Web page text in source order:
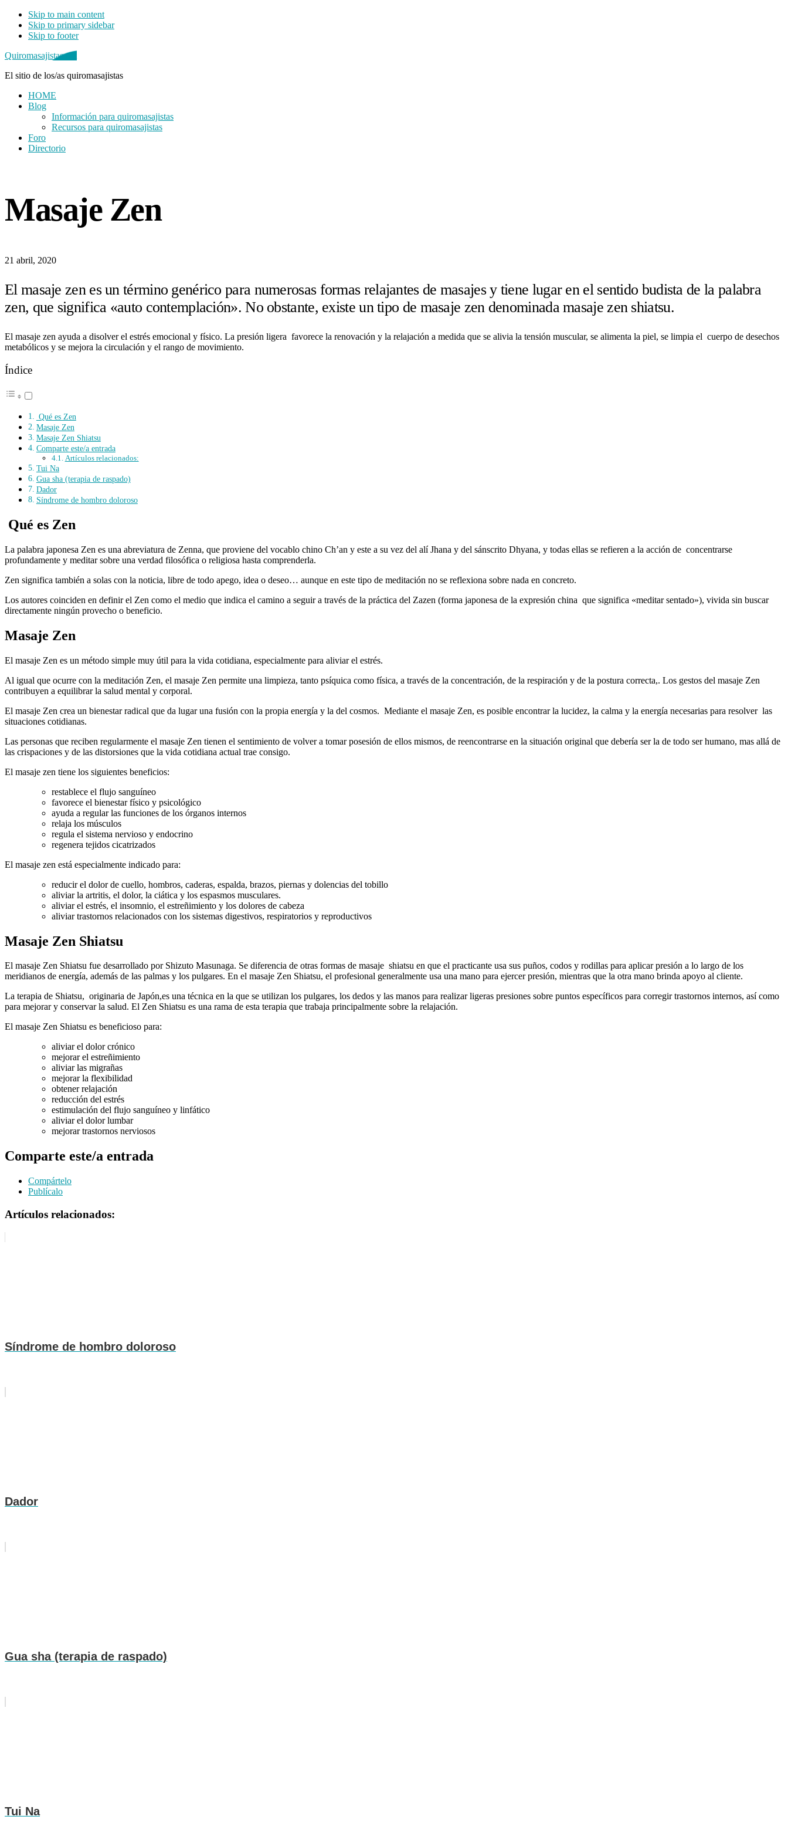
Skip to main content
Skip to primary sidebar
Skip to footer
Quiromasajistas.net
El sitio de los/as quiromasajistas
HOME
Blog
Información para quiromasajistas
Recursos para quiromasajistas
Foro
Directorio
Masaje Zen
21 abril, 2020
El masaje zen es un término genérico para numerosas formas relajantes de masajes y tiene lugar en el sentido budista de la palabra
zen, que significa «auto contemplación». No obstante, existe un tipo de masaje zen denominada masaje zen shiatsu.
El masaje zen ayuda a disolver el estrés emocional y físico. La presión ligera favorece la renovación y la relajación a medida que se alivia la tensión muscular, se alimenta la piel, se limpia el cuerpo de desechos
metabólicos y se mejora la circulación y el rango de movimiento.
Índice
Qué es Zen
Masaje Zen
Masaje Zen Shiatsu
Comparte este/a entrada
Artículos relacionados:
Tui Na
Gua sha (terapia de raspado)
Dador
Síndrome de hombro doloroso
Qué es Zen
La palabra japonesa Zen es una abreviatura de Zenna, que proviene del vocablo chino Ch’an y este a su vez del alí Jhana y del sánscrito Dhyana, y todas ellas se refieren a la acción de concentrarse
profundamente y meditar sobre una verdad filosófica o religiosa hasta comprenderla.
Zen significa también a solas con la noticia, libre de todo apego, idea o deseo… aunque en este tipo de meditación no se reflexiona sobre nada en concreto.
Los autores coinciden en definir el Zen como el medio que indica el camino a seguir a través de la práctica del Zazen (forma japonesa de la expresión china que significa «meditar sentado»), vivida sin buscar
directamente ningún provecho o beneficio.
Masaje Zen
El masaje Zen es un método simple muy útil para la vida cotidiana, especialmente para aliviar el estrés.
Al igual que ocurre con la meditación Zen, el masaje Zen permite una limpieza, tanto psíquica como física, a través de la concentración, de la respiración y de la postura correcta,. Los gestos del masaje Zen
contribuyen a equilibrar la salud mental y corporal.
El masaje Zen crea un bienestar radical que da lugar una fusión con la propia energía y la del cosmos. Mediante el masaje Zen, es posible encontrar la lucidez, la calma y la energía necesarias para resolver las
situaciones cotidianas.
Las personas que reciben regularmente el masaje Zen tienen el sentimiento de volver a tomar posesión de ellos mismos, de reencontrarse en la situación original que debería ser la de todo ser humano, mas allá de
las crispaciones y de las distorsiones que la vida cotidiana actual trae consigo.
El masaje zen tiene los siguientes beneficios:
restablece el flujo sanguíneo
favorece el bienestar físico y psicológico
ayuda a regular las funciones de los órganos internos
relaja los músculos
regula el sistema nervioso y endocrino
regenera tejidos cicatrizados
El masaje zen está especialmente indicado para:
reducir el dolor de cuello, hombros, caderas, espalda, brazos, piernas y dolencias del tobillo
aliviar la artritis, el dolor, la ciática y los espasmos musculares.
aliviar el estrés, el insomnio, el estreñimiento y los dolores de cabeza
aliviar trastornos relacionados con los sistemas digestivos, respiratorios y reproductivos
Masaje Zen Shiatsu
El masaje Zen Shiatsu fue desarrollado por Shizuto Masunaga. Se diferencia de otras formas de masaje shiatsu en que el practicante usa sus puños, codos y rodillas para aplicar presión a lo largo de los
meridianos de energía, además de las palmas y los pulgares. En el masaje Zen Shiatsu, el profesional generalmente usa una mano para ejercer presión, mientras que la otra mano brinda apoyo al cliente.
La terapia de Shiatsu, originaria de Japón,es una técnica en la que se utilizan los pulgares, los dedos y las manos para realizar ligeras presiones sobre puntos específicos para corregir trastornos internos, así como
para mejorar y conservar la salud. El Zen Shiatsu es una rama de esta terapia que trabaja principalmente sobre la relajación.
El masaje Zen Shiatsu es beneficioso para:
aliviar el dolor crónico
mejorar el estreñimiento
aliviar las migrañas
mejorar la flexibilidad
obtener relajación
reducción del estrés
estimulación del flujo sanguíneo y linfático
aliviar el dolor lumbar
mejorar trastornos nerviosos
Comparte este/a entrada
Compártelo
Publícalo
Artículos relacionados:
Síndrome de hombro doloroso
Dador
Gua sha (terapia de raspado)
Tui Na